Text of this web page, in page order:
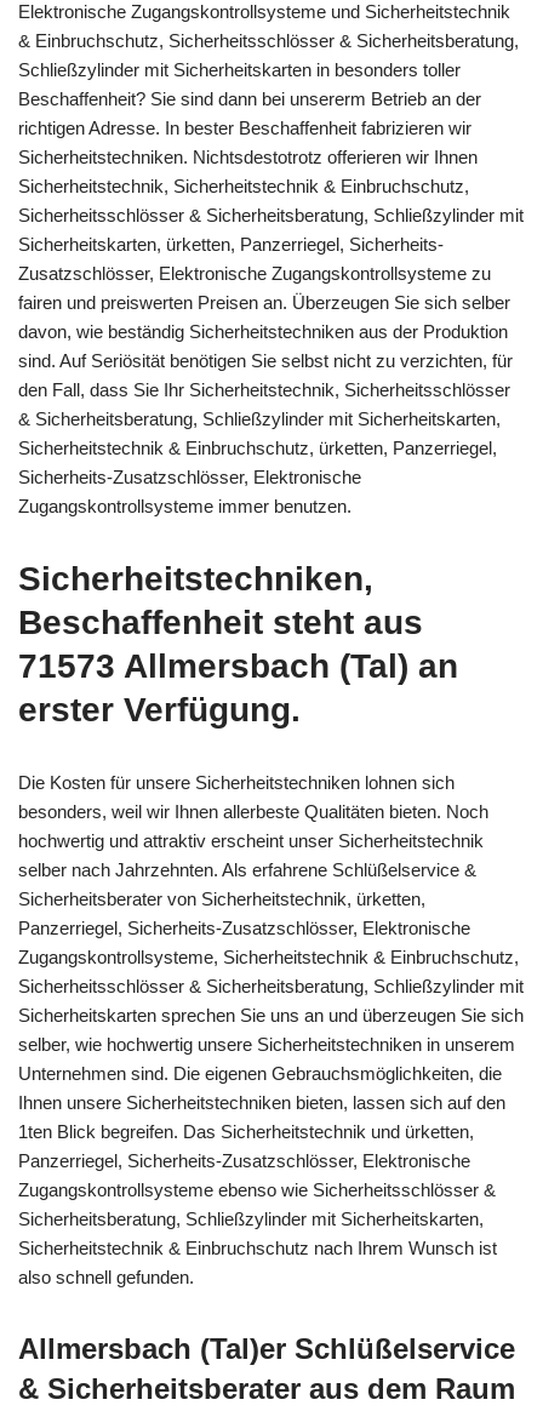
Elektronische Zugangskontrollsysteme und Sicherheitstechnik
& Einbruchschutz, Sicherheitsschlösser & Sicherheitsberatung,
Schließzylinder mit Sicherheitskarten in besonders toller
Beschaffenheit? Sie sind dann bei unsererm Betrieb an der
richtigen Adresse. In bester Beschaffenheit fabrizieren wir
Sicherheitstechniken. Nichtsdestotrotz offerieren wir Ihnen
Sicherheitstechnik, Sicherheitstechnik & Einbruchschutz,
Sicherheitsschlösser & Sicherheitsberatung, Schließzylinder mit
Sicherheitskarten, ürketten, Panzerriegel, Sicherheits-
Zusatzschlösser, Elektronische Zugangskontrollsysteme zu
fairen und preiswerten Preisen an. Überzeugen Sie sich selber
davon, wie beständig Sicherheitstechniken aus der Produktion
sind. Auf Seriösität benötigen Sie selbst nicht zu verzichten, für
den Fall, dass Sie Ihr Sicherheitstechnik, Sicherheitsschlösser
& Sicherheitsberatung, Schließzylinder mit Sicherheitskarten,
Sicherheitstechnik & Einbruchschutz, ürketten, Panzerriegel,
Sicherheits-Zusatzschlösser, Elektronische
Zugangskontrollsysteme immer benutzen.
Sicherheitstechniken,
Beschaffenheit steht aus
71573 Allmersbach (Tal) an
erster Verfügung.
Die Kosten für unsere Sicherheitstechniken lohnen sich
besonders, weil wir Ihnen allerbeste Qualitäten bieten. Noch
hochwertig und attraktiv erscheint unser Sicherheitstechnik
selber nach Jahrzehnten. Als erfahrene Schlüßelservice &
Sicherheitsberater von Sicherheitstechnik, ürketten,
Panzerriegel, Sicherheits-Zusatzschlösser, Elektronische
Zugangskontrollsysteme, Sicherheitstechnik & Einbruchschutz,
Sicherheitsschlösser & Sicherheitsberatung, Schließzylinder mit
Sicherheitskarten sprechen Sie uns an und überzeugen Sie sich
selber, wie hochwertig unsere Sicherheitstechniken in unserem
Unternehmen sind. Die eigenen Gebrauchsmöglichkeiten, die
Ihnen unsere Sicherheitstechniken bieten, lassen sich auf den
1ten Blick begreifen. Das Sicherheitstechnik und ürketten,
Panzerriegel, Sicherheits-Zusatzschlösser, Elektronische
Zugangskontrollsysteme ebenso wie Sicherheitsschlösser &
Sicherheitsberatung, Schließzylinder mit Sicherheitskarten,
Sicherheitstechnik & Einbruchschutz nach Ihrem Wunsch ist
also schnell gefunden.
Allmersbach (Tal)er Schlüßelservice
& Sicherheitsberater aus dem Raum